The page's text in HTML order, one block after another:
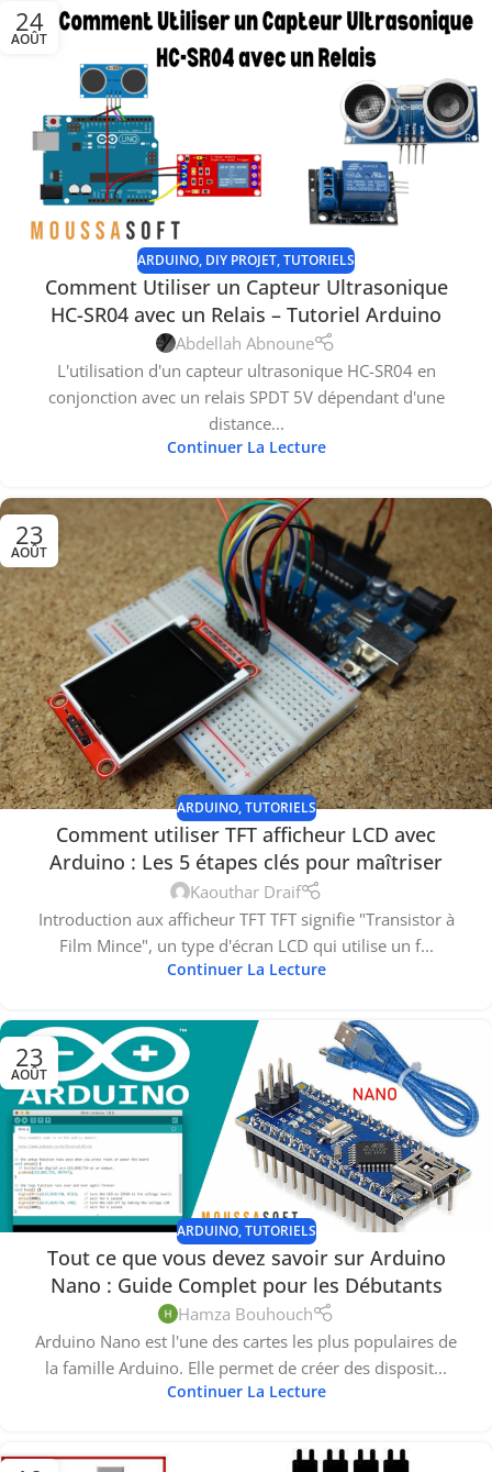
24
AOÛT
ARDUINO, DIY PROJET,TUTORIELS
Comment Utiliser un Capteur Ultrasonique
HC-SR04 avec un Relais – Tutoriel Arduino
Abdellah Abnoune
L'utilisation d'un capteur ultrasonique HC-SR04 en
conjonction avec un relais SPDT 5V dépendant d'une
distance...
Continuer La Lecture
23
AOÛT
ARDUINO,TUTORIELS
Comment utiliser TFT afficheur LCD avec
Arduino : Les 5 étapes clés pour maîtriser
Kaouthar Draif
Introduction aux afficheur TFT TFT signifie "Transistor à
Film Mince", un type d'écran LCD qui utilise un f...
Continuer La Lecture
23
AOÛT
ARDUINO,TUTORIELS
Tout ce que vous devez savoir sur Arduino
Nano : Guide Complet pour les Débutants
Hamza Bouhouch
Arduino Nano est l'une des cartes les plus populaires de
la famille Arduino. Elle permet de créer des disposit...
Continuer La Lecture